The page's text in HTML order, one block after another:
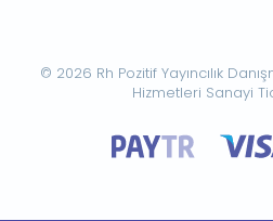
© 2026 Rh Pozitif Yayıncılık
Hizmetleri Sanayi